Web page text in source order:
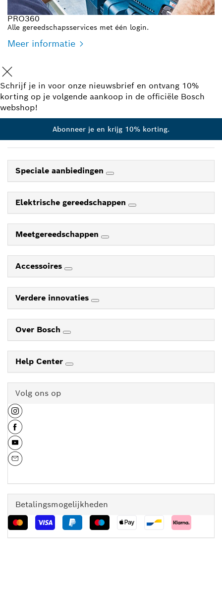
PRO360
Alle gereedschapsservices met één login.
Meer informatie
Schrijf je in voor onze nieuwsbrief en ontvang 10%
korting op je volgende aankoop in de officiële Bosch
webshop!
Abonneer je en krijg 10% korting.
Speciale aanbiedingen
Elektrische gereedschappen
Meetgereedschappen
Accessoires
Verdere innovaties
Over Bosch
Help Center
Volg ons op
Betalingsmogelijkheden